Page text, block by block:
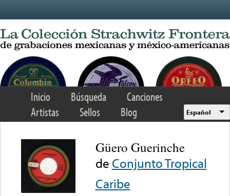
Inicio Búsqueda
Canciones
Artistas
Sellos Blog Español
Güero Guerinche
de Conjunto Tropical
Caribe